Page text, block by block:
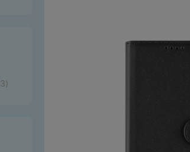
Foto
Počítače a
3)